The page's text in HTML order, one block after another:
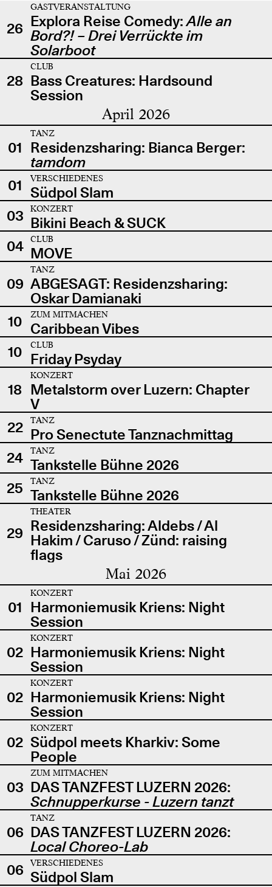
26
GASTVERANSTALTUNG
Explora Reise Comedy:Alle an
Bord?! – Drei Verrückte im
Solarboot
28
CLUB
Bass Creatures: Hardsound
Session
April 2026
01
TANZ
Residenzsharing: Bianca Berger:
tamdom
01
VERSCHIEDENES
Südpol Slam
03
KONZERT
Bikini Beach & SUCK
04
CLUB
MOVE
09
TANZ
ABGESAGT: Residenzsharing:
Oskar Damianaki
10
ZUM MITMACHEN
Caribbean Vibes
10
CLUB
Friday Psyday
18
KONZERT
Metalstorm over Luzern: Chapter
V
22
TANZ
Pro Senectute Tanznachmittag
24
TANZ
Tankstelle Bühne 2026
25
TANZ
Tankstelle Bühne 2026
29
THEATER
Residenzsharing: Aldebs / Al
Hakim / Caruso / Zünd: raising
flags
Mai 2026
01
KONZERT
Harmoniemusik Kriens: Night
Session
02
KONZERT
Harmoniemusik Kriens: Night
Session
02
KONZERT
Harmoniemusik Kriens: Night
Session
02
KONZERT
Südpol meets Kharkiv: Some
People
03
ZUM MITMACHEN
DAS TANZFEST LUZERN 2026:
Schnupperkurse - Luzern tanzt
06
TANZ
DAS TANZFEST LUZERN 2026:
Local Choreo-Lab
06
VERSCHIEDENES
Südpol Slam